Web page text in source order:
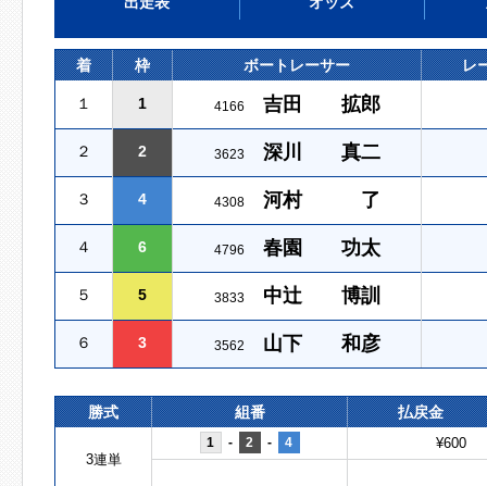
着 枠 ボートレーサー レ
１ 1 4166 吉田 拡郎
２ 2 3623 深川 真二
３ 4 4308 河村 了
４ 6 4796 春園 功太
５ 5 3833 中辻 博訓
６ 3 3562 山下 和彦
勝式 組番 払戻金
3連単
1 - 2 - 4 ¥600